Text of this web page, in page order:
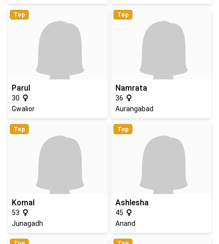
Top
Parul
30
Gwalior
Top
Namrata
36
Aurangabad
Top
Komal
53
Junagadh
Top
Ashlesha
45
Anand